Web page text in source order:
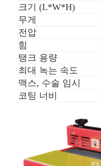
크기 (L*W*H)
무게
전압
힘
탱크 용량
최대 녹는 속도
맥스, 수술 임시
코팅 너비